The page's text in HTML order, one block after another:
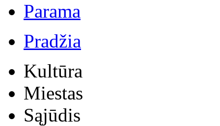
Parama
Pradžia
Kultūra
Miestas
Sąjūdis